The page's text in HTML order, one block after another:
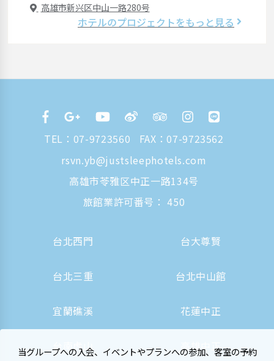
高雄市新兴区中山一路280号
ホテルのプロジェクトをもっと見る
TEL： 07-9723560
FAX：07-9723562
rsvn.yb@justsleephotels.com
高雄市苓雅区中正一路134号
旅館業許可番号： 450
台北西門 台大尊賢
台北三重 台北中山館
宜蘭礁溪 花蓮中正
台南虎山 高雄中正
当グループへの入会、イベントやプランへの参加、客室の予約